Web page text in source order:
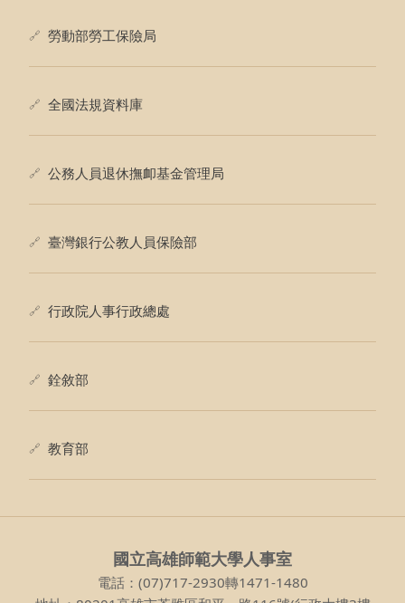
勞動部勞工保險局
全國法規資料庫
公務人員退休撫卹基金管理局
臺灣銀行公教人員保險部
行政院人事行政總處
銓敘部
教育部
國立高雄師範大學人事室
電話：(07)717-2930轉1471-1480